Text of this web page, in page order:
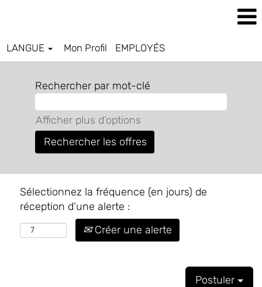
LANGUE Mon Profil EMPLOYÉS
Rechercher par mot-clé
Afficher plus d’options
Sélectionnez la fréquence (en jours) de
réception d’une alerte :
Créer une alerte
Postuler